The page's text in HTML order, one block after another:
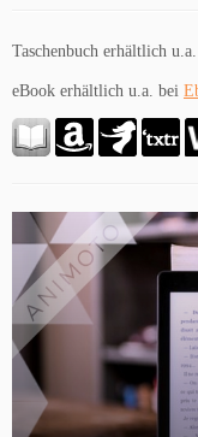
Taschenbuch erhältlich
eBook erhältlich u.a. bei